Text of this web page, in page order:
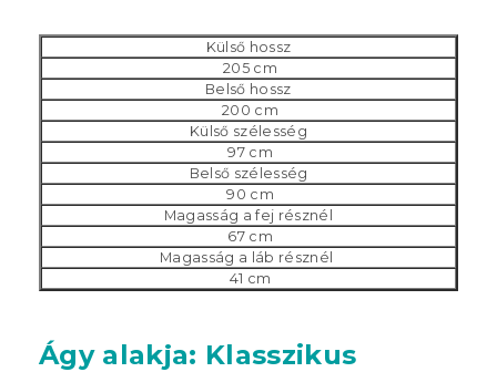
Külső hossz
205 cm
Belső hossz
200 cm
Külső szélesség
97 cm
Belső szélesség
90 cm
Magasság a fej résznél
67 cm
Magasság a láb résznél
41 cm
Ágy alakja: Klasszikus